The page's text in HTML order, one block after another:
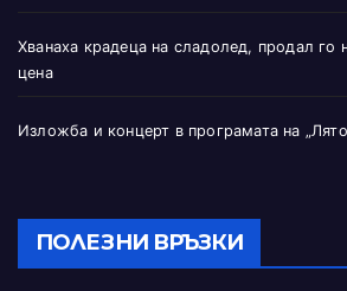
Хванаха крадеца на сладолед, продал го
цена
Изложба и концерт в програмата на
ПОЛЕЗНИ ВРЪЗКИ